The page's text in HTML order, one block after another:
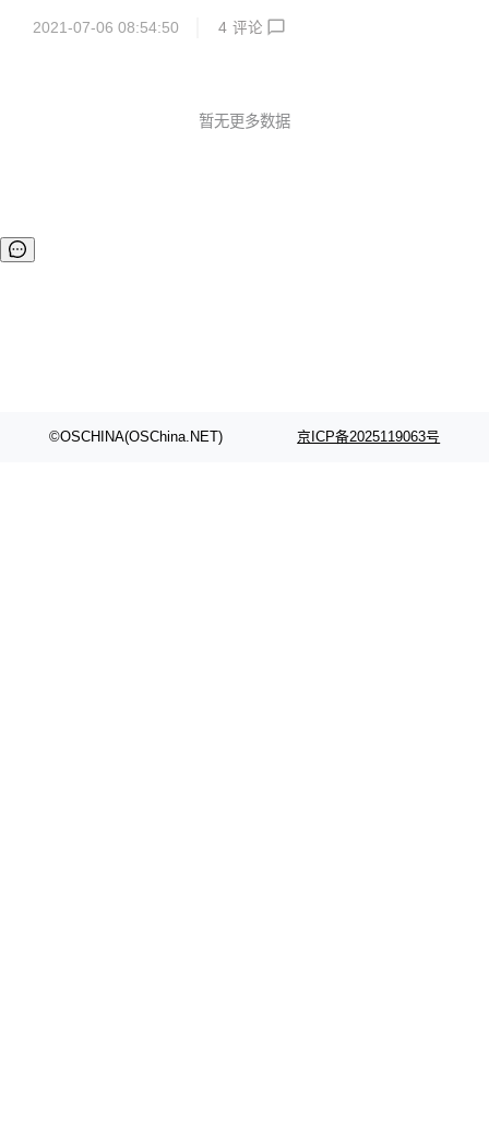
改进 show tool window when click generate icon(点击图标
2021-07-06 08:54:50 4 评论
暂无更多数据
©OSCHINA(OSChina.NET) 京ICP备2025119063号